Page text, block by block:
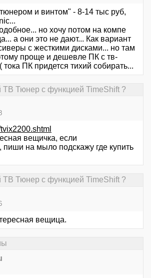
и винтом" - 8-14 тыс руб,
но хочу потом на компе
а они это не дают... Как вариант
с жесткими дисками... но там
проще и дешевле ПК с тв-
ПК придется тихий собирать...
ТВ Тюнер с функцией TimeShift ?
вещичка, если
пиши на мыло подскажу где купить
ТВ Тюнер с функцией TimeShift ?
вещица.